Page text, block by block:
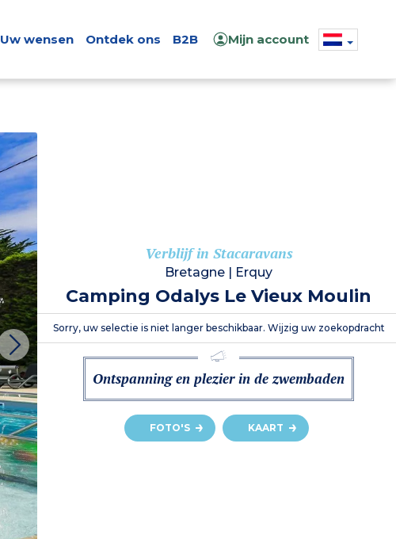
Uw wensen Ontdek ons B2B Mijn account
Verblijf in Stacaravans
Bretagne Erquy
Camping Odalys Le Vieux Moulin
Sorry, uw selectie is niet langer beschikbaar. Wijzig uw zoekopdracht
Ontspanning en plezier in de zwembaden
FOTO'S KAART